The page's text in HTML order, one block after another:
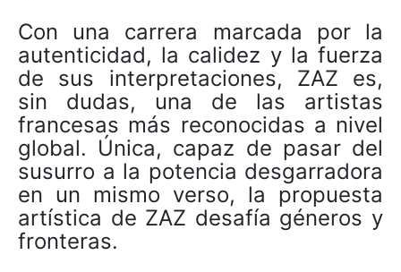
Con una carrera marcada por la
autenticidad, la calidez y la fuerza
de sus interpretaciones, ZAZ es,
sin dudas, una de las artistas
francesas más reconocidas a nivel
global. Única, capaz de pasar del
susurro a la potencia desgarradora
en un mismo verso, la propuesta
artística de ZAZ desafía géneros y
fronteras.